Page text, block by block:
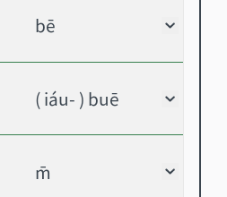
bē 袂 - 展
( iáu- ) buē （猶）
m̄ 毋 - 展